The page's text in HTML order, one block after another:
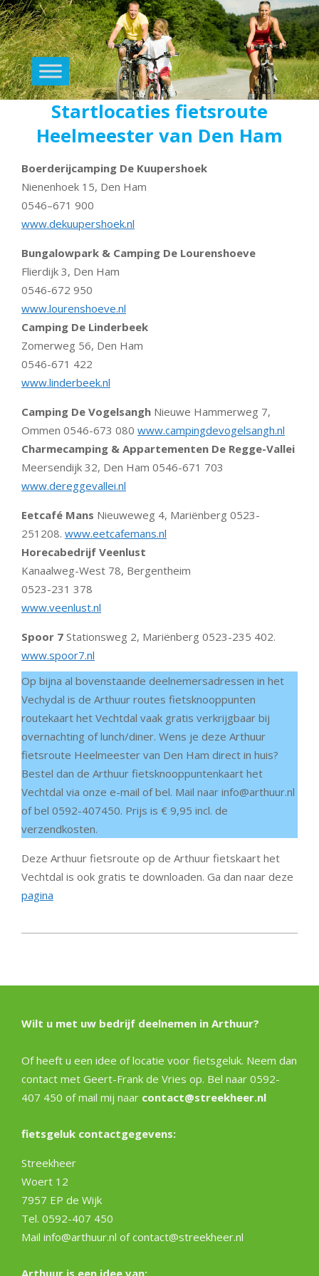
Primary
Navigation
MenuStartlocaties fietsroute
Heelmeester van Den Ham
Boerderijcamping De Kuupershoek
Nienenhoek 15, Den Ham
0546–671 900
www.dekuupershoek.nl
Bungalowpark & Camping De Lourenshoeve
Flierdijk 3, Den Ham
0546-672 950
www.lourenshoeve.nl
Camping De Linderbeek
Zomerweg 56, Den Ham
0546-671 422
www.linderbeek.nl
Camping De Vogelsangh Nieuwe Hammerweg 7,
Ommen 0546-673 080 www.campingdevogelsangh.nl
Charmecamping & Appartementen De Regge-Vallei
Meersendijk 32, Den Ham 0546-671 703
www.dereggevallei.nl
Eetcafé Mans Nieuweweg 4, Mariënberg 0523-
251208. www.eetcafemans.nl
Horecabedrijf Veenlust
Kanaalweg-West 78, Bergentheim
0523-231 378
www.veenlust.nl
Spoor 7 Stationsweg 2, Mariënberg 0523-235 402.
www.spoor7.nl
Op bijna al bovenstaande deelnemersadressen in het
Vechydal is de Arthuur routes fietsknooppunten
routekaart het Vechtdal vaak gratis verkrijgbaar bij
overnachting of lunch/diner. Wens je deze Arthuur
fietsroute Heelmeester van Den Ham direct in huis?
Bestel dan de Arthuur fietsknooppuntenkaart het
Vechtdal via onze e-mail of bel. Mail naar info@arthuur.nl
of bel 0592-407450. Prijs is € 9,95 incl. de
verzendkosten.
Deze Arthuur fietsroute op de Arthuur fietskaart het
Vechtdal is ook gratis te downloaden. Ga dan naar deze
pagina
Wilt u met uw bedrijf deelnemen in Arthuur?
Of heeft u een idee of locatie voor fietsgeluk. Neem dan
contact met Geert-Frank de Vries op. Bel naar 0592-
407 450 of mail mij naar contact@streekheer.nl
fietsgeluk contactgegevens:
Streekheer
Woert 12
7957 EP de Wijk
Tel. 0592-407 450
Mail info@arthuur.nl of contact@streekheer.nl
Arthuur is een idee van: